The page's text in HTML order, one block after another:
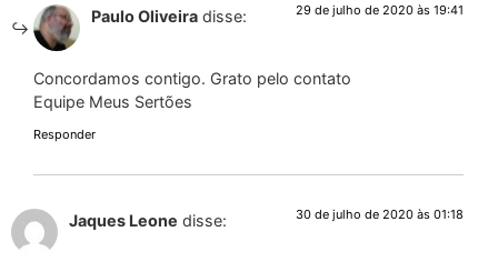
Paulo Oliveira disse: 29 de julho de 2020 às 19:41
Concordamos contigo. Grato pelo contato
Equipe Meus Sertões
Responder
Jaques Leone disse: 30 de julho de 2020 às 01:18